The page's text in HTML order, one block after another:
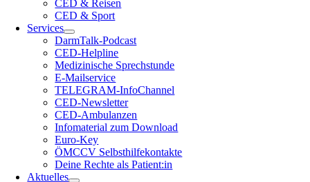
CED & Reisen
CED & Sport
Services
DarmTalk-Podcast
CED-Helpline
Medizinische Sprechstunde
E-Mailservice
TELEGRAM-InfoChannel
CED-Newsletter
CED-Ambulanzen
Infomaterial zum Download
Euro-Key
ÖMCCV Selbsthilfekontakte
Deine Rechte als Patient:in
Aktuelles